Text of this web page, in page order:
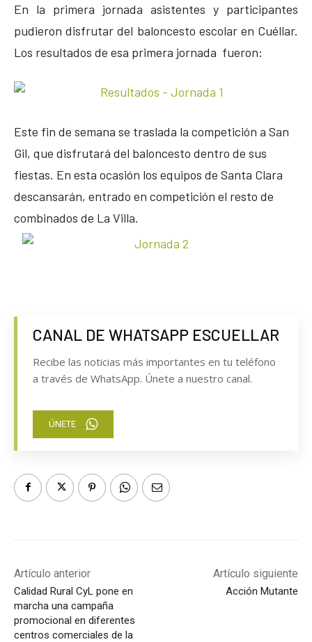
En la primera jornada asistentes y participantes
pudieron disfrutar del baloncesto escolar en Cuéllar.
Los resultados de esa primera jornada fueron:
Este fin de semana se traslada la competición a San
Gil, que disfrutará del baloncesto dentro de sus
fiestas. En esta ocasión los equipos de Santa Clara
descansarán, entrado en competición el resto de
combinados de La Villa.
CANAL DE WHATSAPP ESCUELLAR
Recibe las noticias más importantes en tu teléfono
a través de WhatsApp. Únete a nuestro canal.
ÚNETE
Artículo anterior
Calidad Rural CyL pone en
marcha una campaña
promocional en diferentes
centros comerciales de la
Artículo siguiente
Acción Mutante